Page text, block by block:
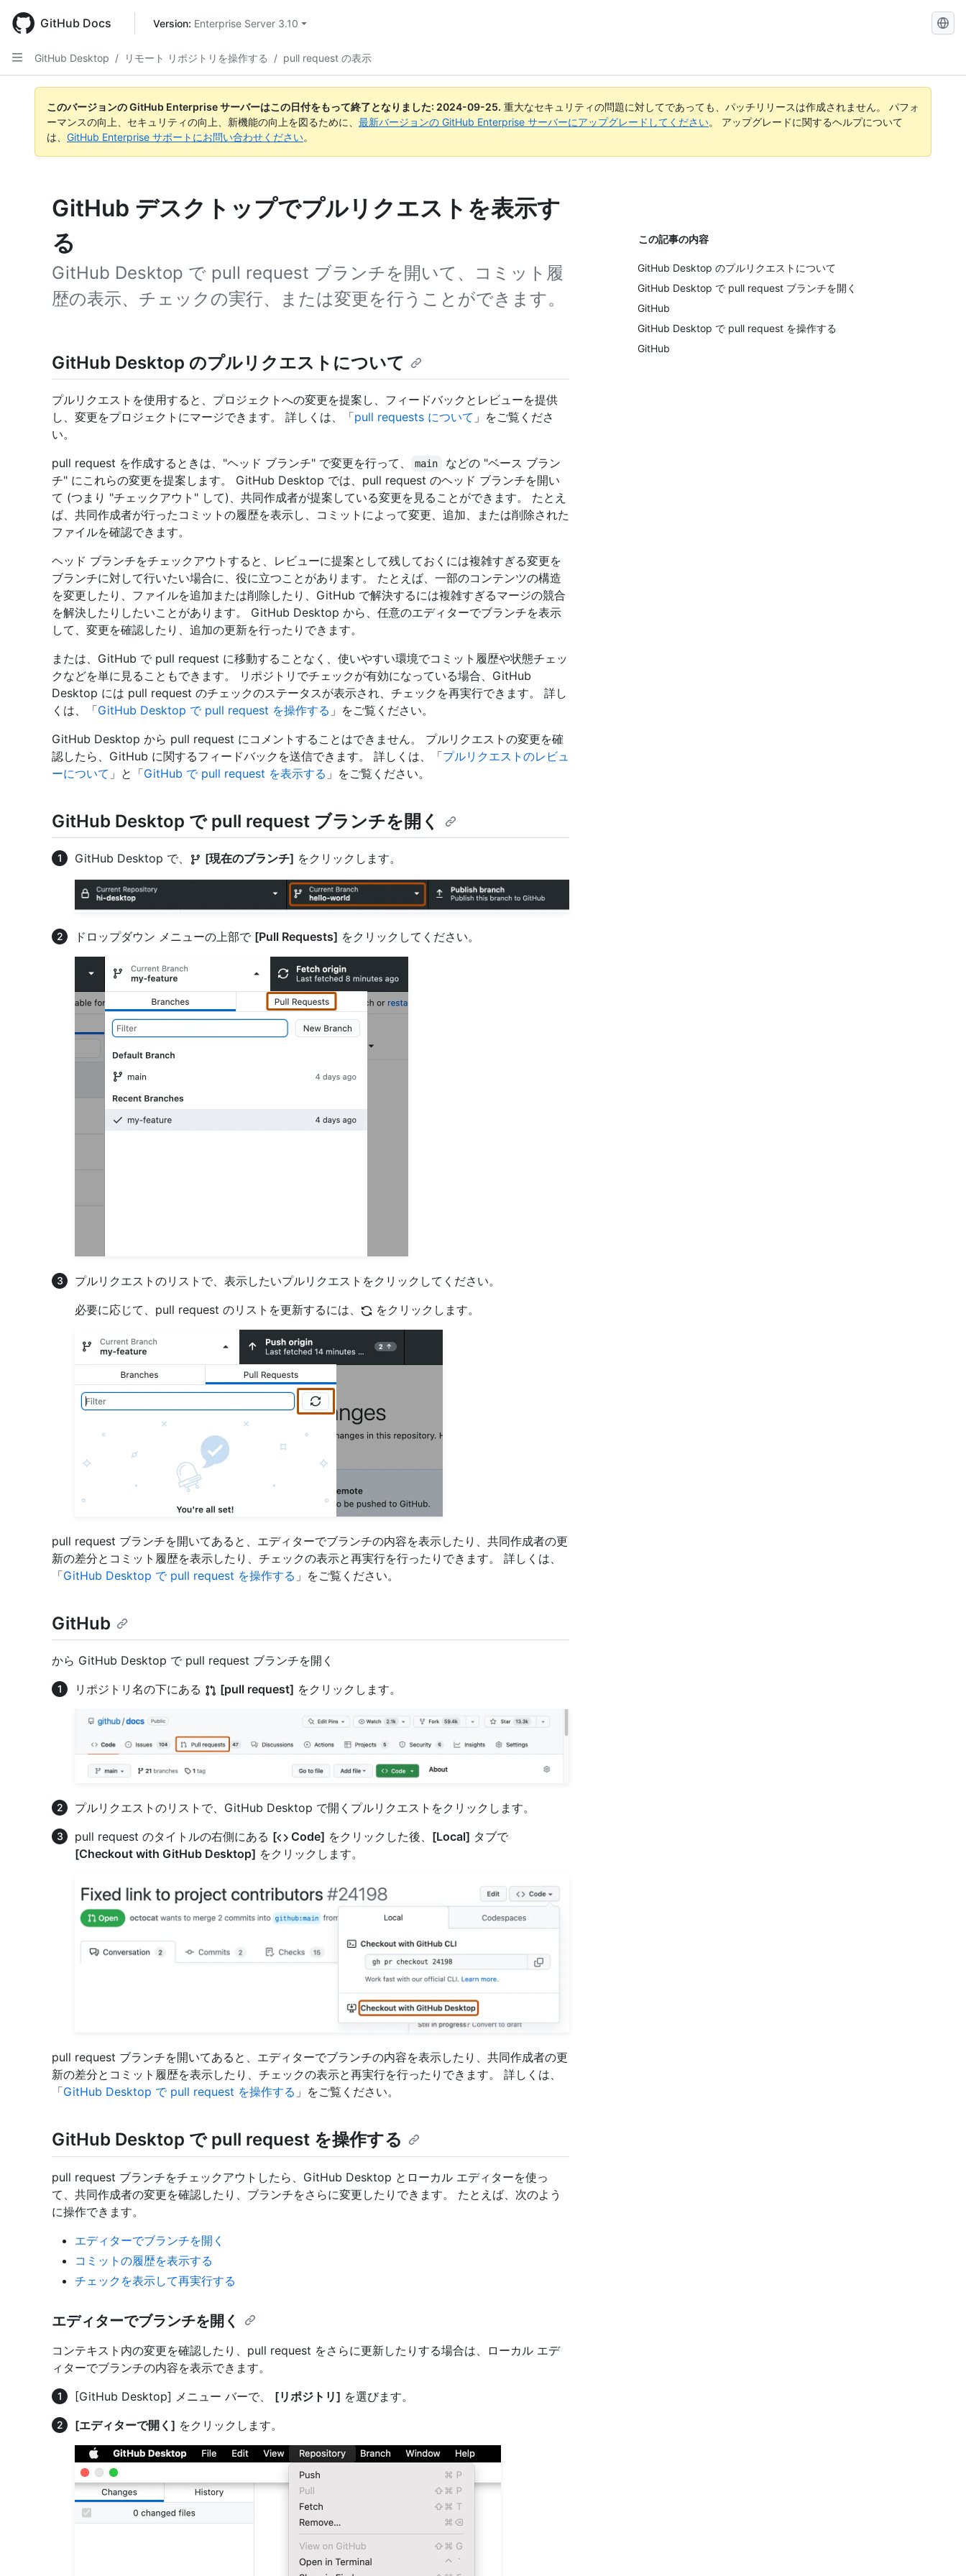
main
content
GitHub Docs Version: Enterprise Server 3.10
Search
GitHub Desktop / リモート リポジトリを操作する / pull request の表示
このバージョンの GitHub Enterprise サーバーはこの日付をもって終了となりました: 2024-09-25. 重大なセキュリティの問題に対してであっても、パッチリリースは作成されません。 パフォ
ーマンスの向上、セキュリティの向上、新機能の向上を図るために、 最新バージョンの GitHub Enterprise サーバーにアップグレードしてください。 アップグレードに関するヘルプについて
は、 GitHub Enterprise サポートにお問い合わせください。
GitHub デスクトップでプルリクエストを表示す
る
GitHub Desktop で pull request ブランチを開いて、コミット履
歴の表示、チェックの実行、または変更を行うことができます。
この記事の内容
GitHub Desktop のプルリクエストについて
GitHub Desktop で pull request ブランチを開く
GitHub
GitHub Desktop で pull request を操作する
GitHub
GitHub Desktop のプルリクエストについて
プルリクエストを使用すると、プロジェクトへの変更を提案し、フィードバックとレビューを提供
し、変更をプロジェクトにマージできます。 詳しくは、「pull requests について 」をご覧くださ
い。
pull request を作成するときは、"ヘッド ブランチ" で変更を行って、
main
などの "ベース ブラン
チ" にこれらの変更を提案します。 GitHub Desktop では、pull request のヘッド ブランチを開い
て (つまり "チェックアウト" して)、共同作成者が提案している変更を見ることができます。 たとえ
ば、共同作成者が行ったコミットの履歴を表示し、コミットによって変更、追加、または削除された
ファイルを確認できます。
ヘッド ブランチをチェックアウトすると、レビューに提案として残しておくには複雑すぎる変更を
ブランチに対して行いたい場合に、役に立つことがあります。 たとえば、一部のコンテンツの構造
を変更したり、ファイルを追加または削除したり、GitHub で解決するには複雑すぎるマージの競合
を解決したりしたいことがあります。 GitHub Desktop から、任意のエディターでブランチを表示
して、変更を確認したり、追加の更新を行ったりできます。
または、GitHub で pull request に移動することなく、使いやすい環境でコミット履歴や状態チェッ
クなどを単に見ることもできます。 リポジトリでチェックが有効になっている場合、GitHub
Desktop には pull request のチェックのステータスが表示され、チェックを再実行できます。 詳し
くは、「GitHub Desktop で pull request を操作する 」をご覧ください。
GitHub Desktop から pull request にコメントすることはできません。 プルリクエストの変更を確
認したら、GitHub に関するフィードバックを送信できます。 詳しくは、「プルリクエストのレビュ
ーについて 」と「GitHub で pull request を表示する 」をご覧ください。
GitHub Desktop で pull request ブランチを開く
GitHub Desktop で、 [現在のブランチ] をクリックします。
ドロップダウン メニューの上部で [Pull Requests] をクリックしてください。
プルリクエストのリストで、表示したいプルリクエストをクリックしてください。
必要に応じて、pull request のリストを更新するには、
をクリックします。
pull request ブランチを開いてあると、エディターでブランチの内容を表示したり、共同作成者の更
新の差分とコミット履歴を表示したり、チェックの表示と再実行を行ったりできます。 詳しくは、
「GitHub Desktop で pull request を操作する 」をご覧ください。
GitHub
から GitHub Desktop で pull request ブランチを開く
リポジトリ名の下にある
[pull request] をクリックします。
プルリクエストのリストで、GitHub Desktop で開くプルリクエストをクリックします。
pull request のタイトルの右側にある [ Code] をクリックした後、 [Local] タブで
[Checkout with GitHub Desktop] をクリックします。
pull request ブランチを開いてあると、エディターでブランチの内容を表示したり、共同作成者の更
新の差分とコミット履歴を表示したり、チェックの表示と再実行を行ったりできます。 詳しくは、
「GitHub Desktop で pull request を操作する 」をご覧ください。
GitHub Desktop で pull request を操作する
pull request ブランチをチェックアウトしたら、GitHub Desktop とローカル エディターを使っ
て、共同作成者の変更を確認したり、ブランチをさらに変更したりできます。 たとえば、次のよう
に操作できます。
エディターでブランチを開く
コミットの履歴を表示する
チェックを表示して再実行する
エディターでブランチを開く
コンテキスト内の変更を確認したり、pull request をさらに更新したりする場合は、ローカル エデ
ィターでブランチの内容を表示できます。
[GitHub Desktop] メニュー バーで、 [リポジトリ] を選びます。
[エディターで開く] をクリックします。